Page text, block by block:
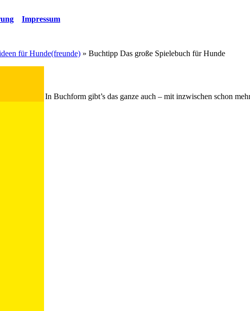
Impressum
für Hunde(freunde) » Buchtipp Das große Spielebuch für Hunde
In Buchform gibt’s das ganze auch – mit inzwischen schon